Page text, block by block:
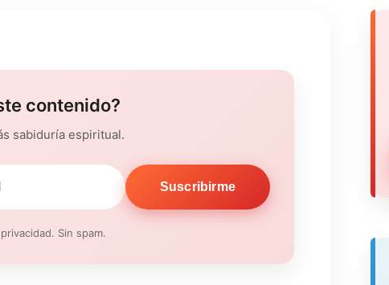
contenido?
sabiduría espiritual.
Suscribirme
Sin spam.